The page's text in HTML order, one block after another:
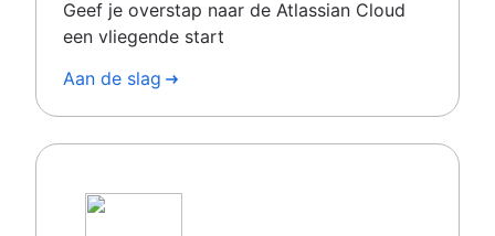
Geef je overstap naar de Atlassian Cloud
een vliegende start
Aan de slag